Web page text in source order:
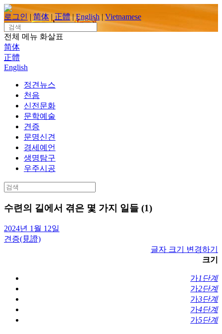
Skip
to
content
로그인 | 简体 | 正體 | English | Vietnamese
Search
for:
전체 메뉴 화살표
简体
正體
English
정견뉴스
천음
신전문화
문학예술
견증
문명신견
경세예언
생명탐구
우주시공
Search
for:
수련의 길에서 겪은 몇 가지 일들 (1)
2024년 1월 12일
견증(見證)
글자 크기 변경하기
크기
가1단계
가2단계
가3단계
가4단계
가5단계